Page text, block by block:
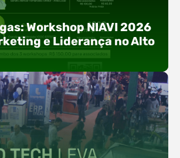
Workshop NIAVI 2026
e Liderança no Alto